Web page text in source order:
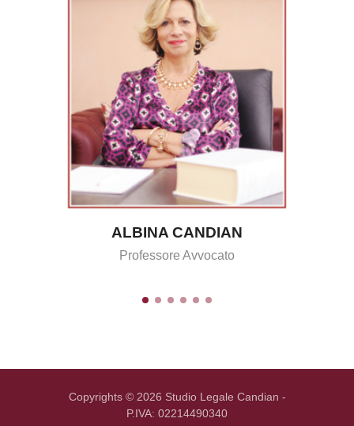
ALBINA CANDIAN
Professore Avvocato
Copyrights © 2026 Studio Legale Candian -
P.IVA: 02214490340